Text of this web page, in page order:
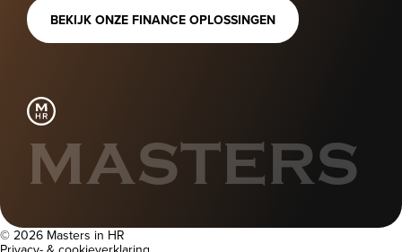
BEKIJK ONZE FINANCE OPLOSSINGEN
MASTERS
© 2026 Masters in HR